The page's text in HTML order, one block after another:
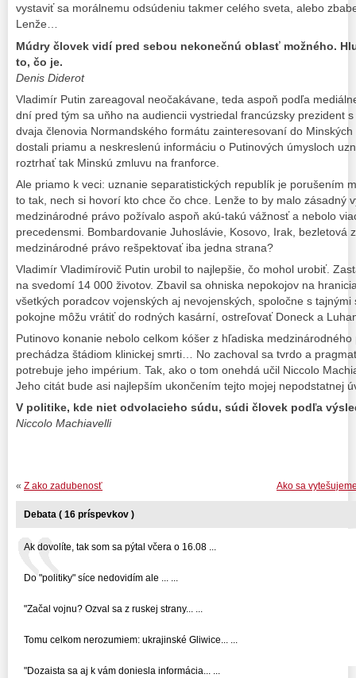
vystaviť sa morálnemu odsúdeniu takmer celého sveta, alebo
Lenže…
Múdry človek vidí pred sebou nekonečnú oblasť možného.
to, čo je.
Denis Diderot
Vladimír Putin zareagoval neočakávane, teda aspoň podľa
dní pred tým sa uňho na audiencii vystriedal francúzsky prezident
dvaja členovia Normandského formátu zainteresovaní do
dostali priamu a neskreslenú informáciu o Putinových úmysloch
roztrhať tak Minskú zmluvu na franforce.
Ale priamo k veci: uznanie separatistických republík je porušením
to tak, nech si hovorí kto chce čo chce. Lenže to by malo zásadný
medzinárodné právo požívalo aspoň akú-takú vážnosť a nebolo
precedensmi. Bombardovanie Juhoslávie, Kosovo, Irak, bezletová
medzinárodné právo rešpektovať iba jedna strana?
Vladimír Vladimírovič Putin urobil to najlepšie, čo mohol urobiť.
na svedomí 14 000 životov. Zbavil sa ohniska nepokojov na
všetkých poradcov vojenských aj nevojenských, spoločne s
pokojne môžu vrátiť do rodných kasární, ostreľovať Doneck a
Putinovo konanie nebolo celkom kóšer z hľadiska
prechádza štádiom klinickej smrti… No zachoval sa tvrdo a
potrebuje jeho impérium. Tak, ako o tom onehdá učil Niccolo
Jeho citát bude asi najlepším ukončením tejto mojej nepodstatnej
V politike, kde niet odvolacieho súdu, súdi človek podľa
Niccolo Machiavelli
Ako sa
« Z ako zadubenosť
Debata ( 16 príspevkov )
Ak dovolíte, tak som sa pýtal včera o 16.08 ...
Do "politiky" síce nedovidím ale ... ...
"Začal vojnu? Ozval sa z ruskej strany... ...
Tomu celkom nerozumiem: ukrajinské Gliwice... ...
"Dozaista sa aj k vám doniesla informácia... ...